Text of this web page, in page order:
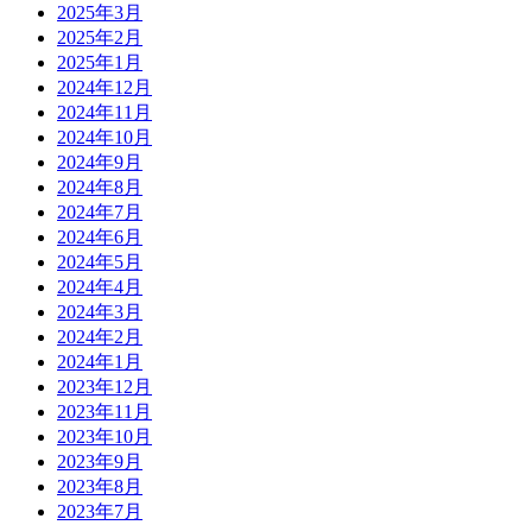
2025年3月
2025年2月
2025年1月
2024年12月
2024年11月
2024年10月
2024年9月
2024年8月
2024年7月
2024年6月
2024年5月
2024年4月
2024年3月
2024年2月
2024年1月
2023年12月
2023年11月
2023年10月
2023年9月
2023年8月
2023年7月